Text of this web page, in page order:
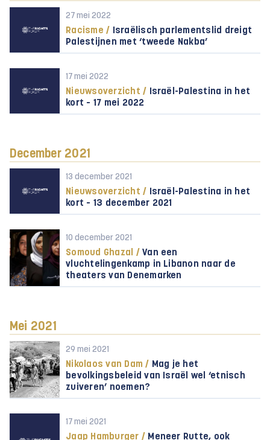
27 mei 2022
Racisme / Israëlisch parlementslid dreigt
Palestijnen met ‘tweede Nakba’
17 mei 2022
Nieuwsoverzicht / Israël-Palestina in het
kort – 17 mei 2022
December 2021
13 december 2021
Nieuwsoverzicht / Israël-Palestina in het
kort – 13 december 2021
10 december 2021
Somoud Ghazal / Van een
vluchtelingenkamp in Libanon naar de
theaters van Denemarken
Mei 2021
29 mei 2021
Nikolaos van Dam / Mag je het
bevolkingsbeleid van Israël wel ‘etnisch
zuiveren’ noemen?
17 mei 2021
Jaap Hamburger / Meneer Rutte, ook